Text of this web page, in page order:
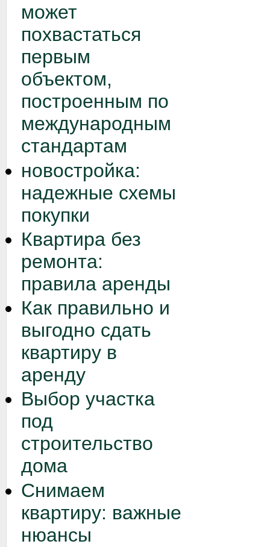
может
похвастаться
первым
объектом,
построенным по
международным
стандартам
новостройка:
надежные схемы
покупки
Квартира без
ремонта:
правила аренды
Как правильно и
выгодно сдать
квартиру в
аренду
Выбор участка
под
строительство
дома
Снимаем
квартиру: важные
нюансы